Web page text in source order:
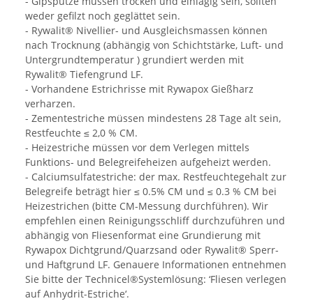
weder gefilzt noch geglättet sein.
- Rywalit® Nivellier- und Ausgleichsmassen können
nach Trocknung (abhängig von Schichtstärke, Luft- und
Untergrundtemperatur ) grundiert werden mit
Rywalit® Tiefengrund LF.
- Vorhandene Estrichrisse mit Rywapox Gießharz
verharzen.
- Zementestriche müssen mindestens 28 Tage alt sein,
Restfeuchte ≤ 2,0 % CM.
- Heizestriche müssen vor dem Verlegen mittels
Funktions- und Belegreifeheizen aufgeheizt werden.
- Calciumsulfatestriche: der max. Restfeuchtegehalt zur
Belegreife beträgt hier ≤ 0.5% CM und ≤ 0.3 % CM bei
Heizestrichen (bitte CM-Messung durchführen). Wir
empfehlen einen Reinigungsschliff durchzuführen und
abhängig von Fliesenformat eine Grundierung mit
Rywapox Dichtgrund/Quarzsand oder Rywalit® Sperr-
und Haftgrund LF. Genauere Informationen entnehmen
Sie bitte der Technicel®Systemlösung: ‘Fliesen verlegen
auf Anhydrit-Estriche‘.